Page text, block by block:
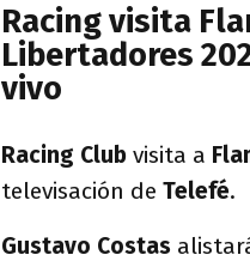
Racing visita
Libertadores
vivo
Racing Club visita a
televisación de Telefé.
Gustavo Costas